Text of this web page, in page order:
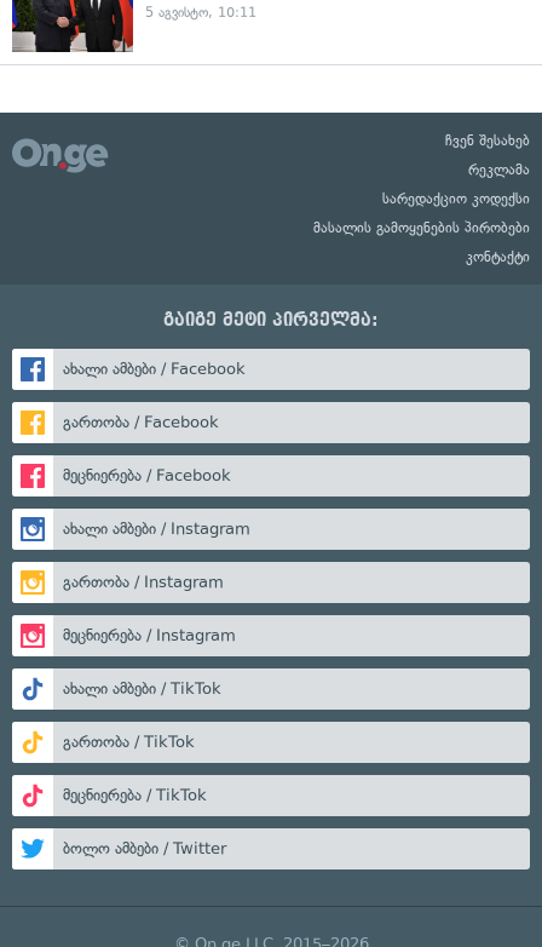
5 აგვისტო, 10:11
ჩვენ შესახებ
რეკლამა
სარედაქციო კოდექსი
მასალის გამოყენების პირობები
კონტაქტი
გაიგე მეტი პირველმა:
ახალი ამბები / Facebook
გართობა / Facebook
მეცნიერება / Facebook
ახალი ამბები / Instagram
გართობა / Instagram
მეცნიერება / Instagram
ახალი ამბები / TikTok
გართობა / TikTok
მეცნიერება / TikTok
ბოლო ამბები / Twitter